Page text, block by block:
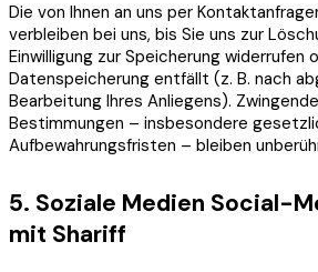
Die von Ihnen an uns per
verbleiben bei uns, bis Sie uns zur
Einwilligung zur Speicherung widerrufen
Datenspeicherung entfällt (z. B. nach
Bearbeitung Ihres Anliegens).
Bestimmungen – insbesondere
Aufbewahrungsfristen – bleiben
5. Soziale Medien Social-
mit Shariff